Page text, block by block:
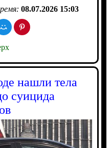
08.07.2026 15:03
нашли тела
суицида